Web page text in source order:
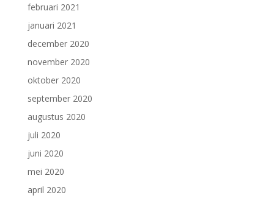
februari 2021
januari 2021
december 2020
november 2020
oktober 2020
september 2020
augustus 2020
juli 2020
juni 2020
mei 2020
april 2020